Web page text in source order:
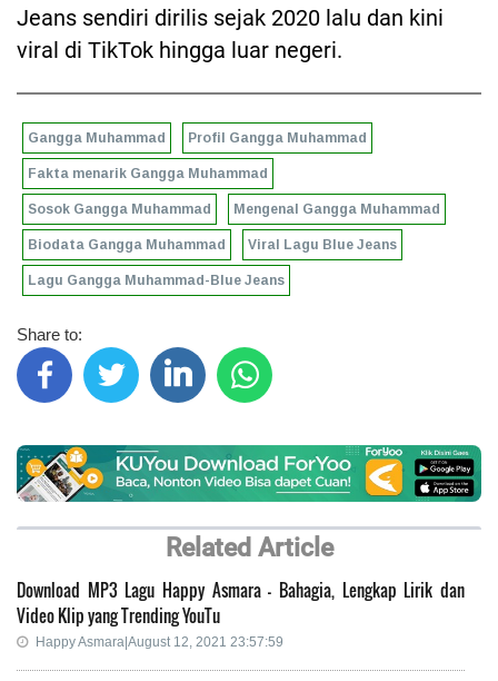
Jeans sendiri dirilis sejak 2020 lalu dan kini
viral di TikTok hingga luar negeri.
Gangga Muhammad Profil Gangga Muhammad
Fakta menarik Gangga Muhammad
Sosok Gangga Muhammad Mengenal Gangga Muhammad
Biodata Gangga Muhammad Viral Lagu Blue Jeans
Lagu Gangga Muhammad-Blue Jeans
Share to:
Related Article
Download MP3 Lagu Happy Asmara - Bahagia, Lengkap Lirik dan
Video Klip yang Trending YouTu
Happy Asmara|August 12, 2021 23:57:59